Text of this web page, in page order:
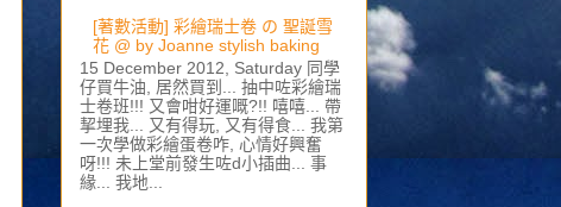
[著數活動] 彩繪瑞士卷 の 聖誕雪
花 @ by Joanne stylish baking
15 December 2012, Saturday 同學
仔買牛油, 居然買到... 抽中咗彩繪瑞
士卷班!!! 又會咁好運嘅?!! 嘻嘻... 帶
挈埋我... 又有得玩, 又有得食... 我第
一次學做彩繪蛋卷咋, 心情好興奮
呀!!! 未上堂前發生咗d小插曲... 事
緣... 我地...